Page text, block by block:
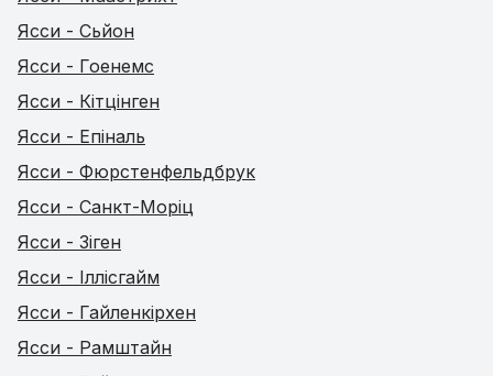
Ясси - Сьйон
Ясси - Гоенемс
Ясси - Кітцінген
Ясси - Епіналь
Ясси - Фюрстенфельдбрук
Ясси - Санкт-Моріц
Ясси - Зіген
Ясси - Іллісгайм
Ясси - Гайленкірхен
Ясси - Рамштайн